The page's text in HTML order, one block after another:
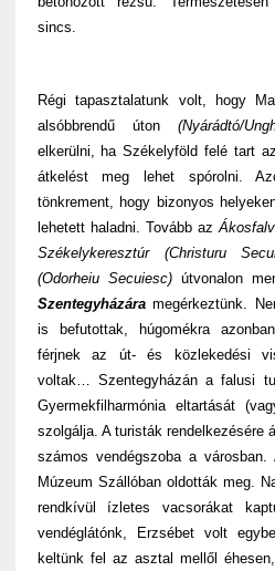
sincs.
Régi tapasztalatunk volt, hogy
alsóbbrendű úton (Nyárádtó/
elkerülni, ha Székelyföld felé tart
átkelést meg lehet spórolni.
tönkrement, hogy bizonyos
lehetett haladni. Tovább az
Székelykeresztúr (Christuru
(Odorheiu Secuiesc)útvonalon
Szentegyházáramegérkeztünk.
is befutottak, húgomékra
férjnek az út- és közlekedési
voltak… Szentegyházán a falusi
Gyermekfilharmónia eltartását
szolgálja. A turisták rendelkezésére
számos vendégszoba a
Múzeum Szállóban oldották meg.
rendkívül ízletes vacsorákat
vendéglátónk, Erzsébet volt
keltünk fel az asztal mellől